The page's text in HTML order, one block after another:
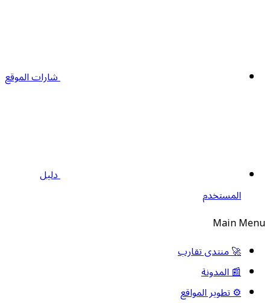
شارات الموقع
دليل
المستخدم
Main Menu
🚀 منتدى تقارب
📰 المدونة
⚙️ تطوير المواقع